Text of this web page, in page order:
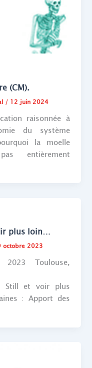
(CM).
/ 12 juin 2024
raisonnée à
du système
la moelle
entièrement
plus loin…
octobre 2023
2023 Toulouse,
Still et voir plus
: Apport des